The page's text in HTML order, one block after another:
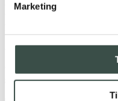
Marketing
Lad os stå
Vi dedikerer et aftalt
optimere og
søgemaskinen. Altid i